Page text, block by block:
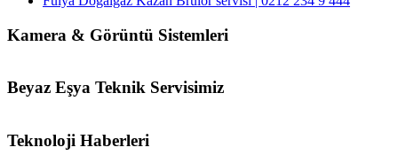
Kamera & Görüntü Sistemleri
Beyaz Eşya Teknik Servisimiz
Teknoloji Haberleri